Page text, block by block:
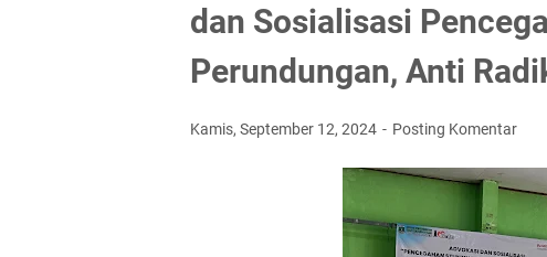
dan Sosialisasi
Perundungan, Anti
Kamis, September 12, 2024 Posting Komentar